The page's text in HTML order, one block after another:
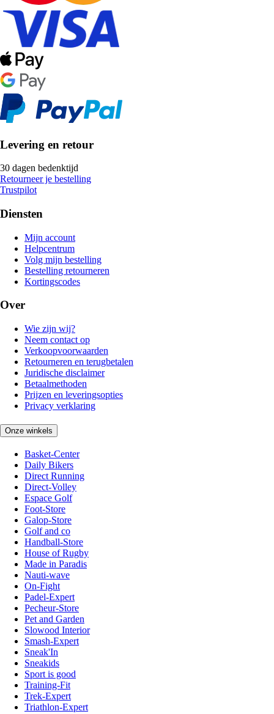
Levering en retour
30 dagen bedenktijd
Retourneer je bestelling
Trustpilot
Diensten
Mijn account
Helpcentrum
Volg mijn bestelling
Bestelling retourneren
Kortingscodes
Over
Wie zijn wij?
Neem contact op
Verkoopvoorwaarden
Retourneren en terugbetalen
Juridische disclaimer
Betaalmethoden
Prijzen en leveringsopties
Privacy verklaring
Onze winkels
Basket-Center
Daily Bikers
Direct Running
Direct-Volley
Espace Golf
Foot-Store
Galop-Store
Golf and co
Handball-Store
House of Rugby
Made in Paradis
Nauti-wave
On-Fight
Padel-Expert
Pecheur-Store
Pet and Garden
Slowood Interior
Smash-Expert
Sneak'In
Sneakids
Sport is good
Training-Fit
Trek-Expert
Triathlon-Expert